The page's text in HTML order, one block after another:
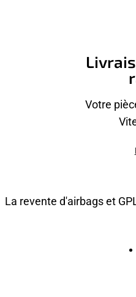
Votre
La revente d'airbags et